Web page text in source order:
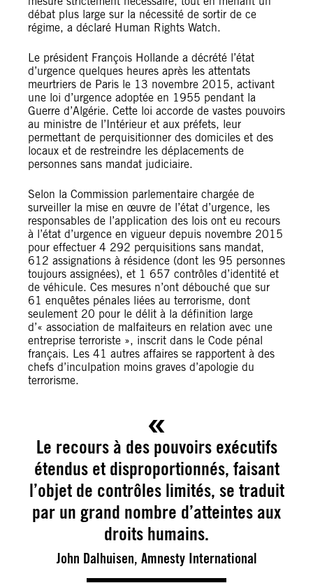
débat plus large sur la nécessité de sortir de ce
régime, a déclaré Human Rights Watch.
Le président François Hollande a décrété l’état
d’urgence quelques heures après les attentats
meurtriers de Paris le 13 novembre 2015, activant
une loi d’urgence adoptée en 1955 pendant la
Guerre d’Algérie. Cette loi accorde de vastes pouvoirs
au ministre de l’Intérieur et aux préfets, leur
permettant de perquisitionner des domiciles et des
locaux et de restreindre les déplacements de
personnes sans mandat judiciaire.
Selon la Commission parlementaire chargée de
surveiller la mise en œuvre de l’état d’urgence, les
responsables de l’application des lois ont eu recours
à l’état d’urgence en vigueur depuis novembre 2015
pour effectuer 4 292 perquisitions sans mandat,
612 assignations à résidence (dont les 95 personnes
toujours assignées), et 1 657 contrôles d’identité et
de véhicule. Ces mesures n’ont débouché que sur
61 enquêtes pénales liées au terrorisme, dont
seulement 20 pour le délit à la définition large
d’« association de malfaiteurs en relation avec une
entreprise terroriste », inscrit dans le Code pénal
français. Les 41 autres affaires se rapportent à des
chefs d’inculpation moins graves d’apologie du
terrorisme.
Le recours à des pouvoirs exécutifs
étendus et disproportionnés, faisant
l’objet de contrôles limités, se traduit
par un grand nombre d’atteintes aux
droits humains.
John Dalhuisen, Amnesty International